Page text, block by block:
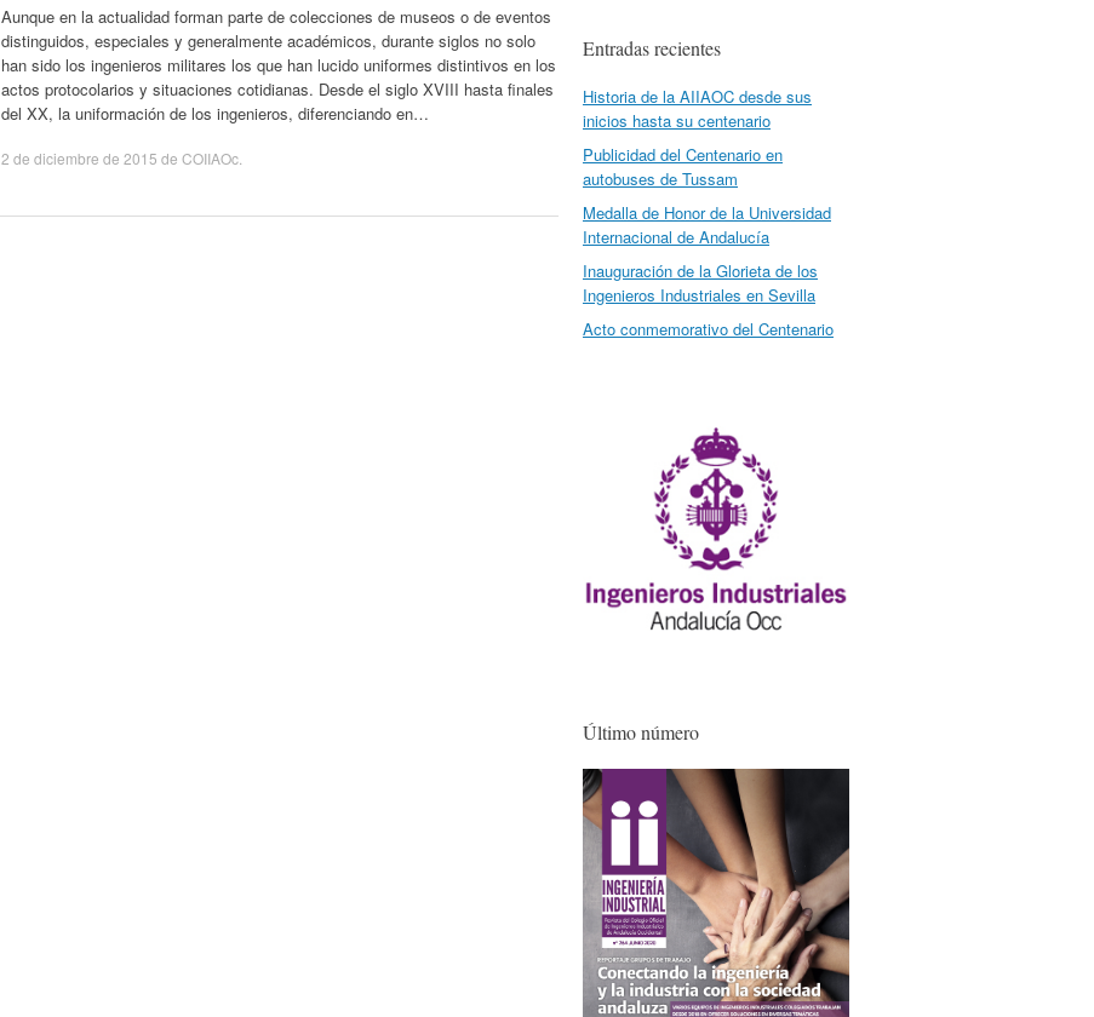
Aunque en la actualidad forman parte de colecciones de museos o de eventos
distinguidos, especiales y generalmente académicos, durante siglos no solo
han sido los ingenieros militares los que han lucido uniformes distintivos en los
actos protocolarios y situaciones cotidianas. Desde el siglo XVIII hasta finales
del XX, la uniformación de los ingenieros, diferenciando en…
2 de diciembre de 2015 de COIIAOc
Entradas recientes
Historia de la AIIAOC desde sus
inicios hasta su centenario
Publicidad del Centenario en
autobuses de Tussam
Medalla de Honor de la Universidad
Internacional de Andalucía
Inauguración de la Glorieta de los
Ingenieros Industriales en Sevilla
Acto conmemorativo del Centenario
Último número